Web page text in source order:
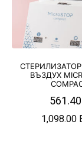
ВЪЗДУХ
561.40
1,098.00